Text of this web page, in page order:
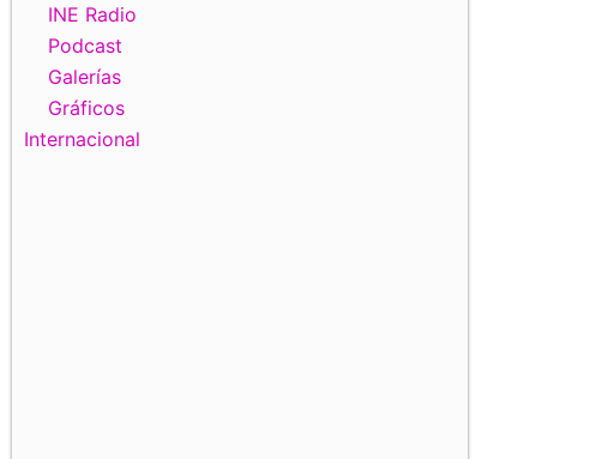
INE Radio
Podcast
Galerías
Gráficos
Internacional